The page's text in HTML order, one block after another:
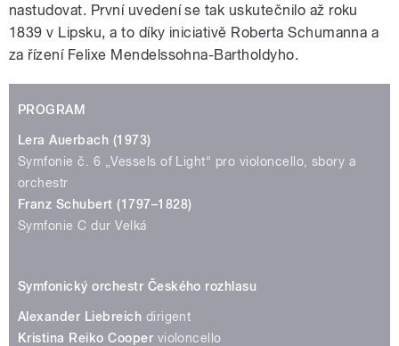
nastudovat. První uvedení se tak uskutečnilo až roku
1839 v Lipsku, a to díky iniciativě Roberta Schumanna a
za řízení Felixe Mendelssohna-Bartholdyho.
PROGRAM
Lera Auerbach (1973)
Symfonie č. 6 „Vessels of Light“ pro violoncello, sbory a
orchestr
Franz Schubert (1797–1828)
Symfonie C dur Velká
Symfonický orchestr Českého rozhlasu
Alexander Liebreich dirigent
Kristina Reiko Cooper violoncello